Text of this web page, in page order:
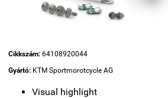
Cikkszám: 64108920044
Gyártó: KTM Sportmorotcycle AG
Visual highlight